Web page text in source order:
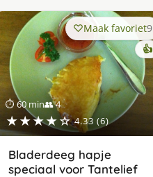
⏱ 60 min👥 4
★★★★☆ 4.33 (6)
Maak favoriet9
👍
Bladerdeeg hapje
speciaal voor Tantelief